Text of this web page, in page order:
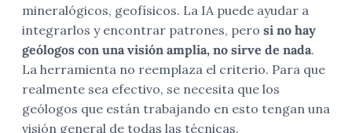
mineralógicos, geofísicos. La IA puede ayudar a
integrarlos y encontrar patrones, pero si no hay
geólogos con una visión amplia, no sirve de nada.
La herramienta no reemplaza el criterio. Para que
realmente sea efectivo, se necesita que los
geólogos que están trabajando en esto tengan una
visión general de todas las técnicas.